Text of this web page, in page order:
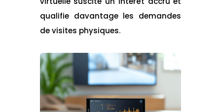
qualifie davantage les demandes
de visites physiques.